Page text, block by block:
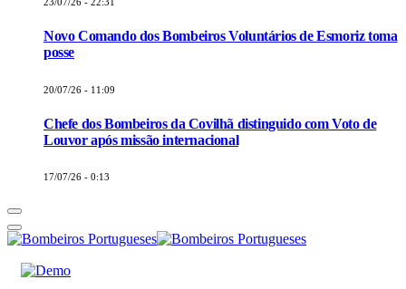
Novo Comando dos Bombeiros Voluntários de Esmoriz toma
posse
20/07/26 - 11:09
Chefe dos Bombeiros da Covilhã distinguido com Voto de
Louvor após missão internacional
17/07/26 - 0:13